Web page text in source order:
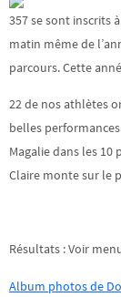
357 se sont inscrits
matin même de
parcours. Cette
22 de nos athlètes
belles
Magalie dans les 10
Claire monte sur le
Résultats : Voir
Album photos de